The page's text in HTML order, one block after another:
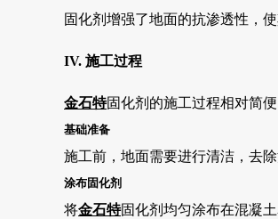
固化剂增强了地面的抗渗透性，
IV. 施工过程
金石特固化剂的施工过程相对简
基础准备
施工前，地面需要进行清洁，去
涂布固化剂
将金石特固化剂均匀涂布在混凝